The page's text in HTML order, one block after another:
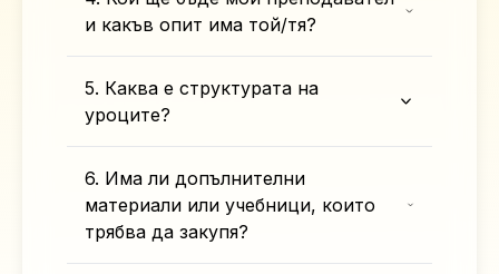
и какъв опит има той/тя?
5. Каква е структурата на
уроците?
6. Има ли допълнителни
материали или учебници, които
трябва да закупя?